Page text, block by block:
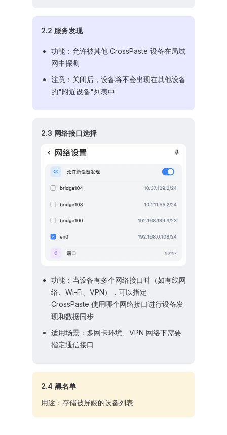
2.2 服务发现
功能：允许被其他 CrossPaste 设备在局域
网中探测
注意：关闭后，设备将不会出现在其他设备
的"附近设备"列表中
2.3 网络接口选择
功能：当设备有多个网络接口时（如有线网
络、Wi-Fi、VPN），可以指定
CrossPaste 使用哪个网络接口进行设备发
现和数据同步
适用场景：多网卡环境、VPN 网络下需要
指定通信接口
2.4 黑名单
用途：存储被屏蔽的设备列表